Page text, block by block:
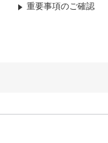
重要事項のご確認